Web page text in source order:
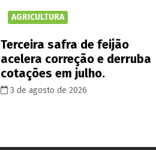
AGRICULTURA
Terceira safra de feijão
acelera correção e derruba
cotações em julho.
3 de agosto de 2026